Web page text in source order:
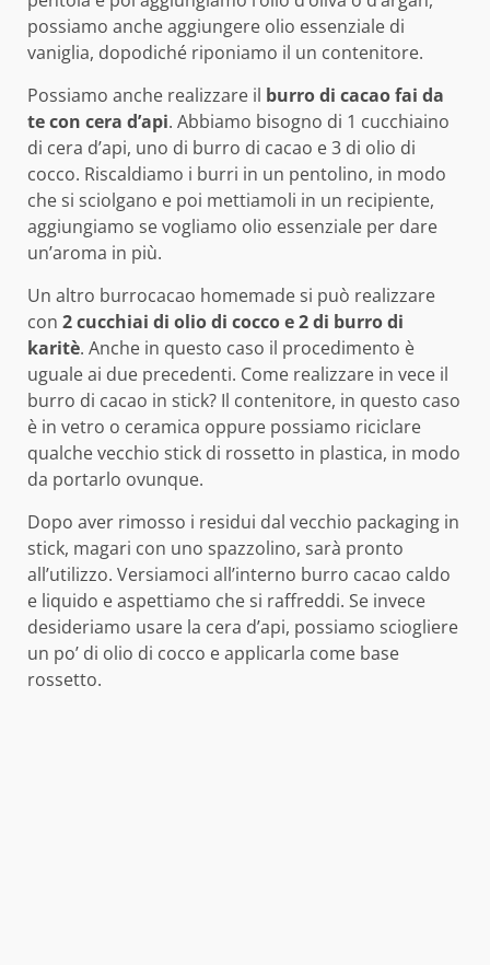
possiamo anche aggiungere olio essenziale di
vaniglia, dopodiché riponiamo il un contenitore.
Possiamo anche realizzare il burro di cacao fai da
te con cera d’api. Abbiamo bisogno di 1 cucchiaino
di cera d’api, uno di burro di cacao e 3 di olio di
cocco. Riscaldiamo i burri in un pentolino, in modo
che si sciolgano e poi mettiamoli in un recipiente,
aggiungiamo se vogliamo olio essenziale per dare
un’aroma in più.
Un altro burrocacao homemade si può realizzare
con 2 cucchiai di olio di cocco e 2 di burro di
karitè. Anche in questo caso il procedimento è
uguale ai due precedenti. Come realizzare in vece il
burro di cacao in stick? Il contenitore, in questo caso
è in vetro o ceramica oppure possiamo riciclare
qualche vecchio stick di rossetto in plastica, in modo
da portarlo ovunque.
Dopo aver rimosso i residui dal vecchio packaging in
stick, magari con uno spazzolino, sarà pronto
all’utilizzo. Versiamoci all’interno burro cacao caldo
e liquido e aspettiamo che si raffreddi. Se invece
desideriamo usare la cera d’api, possiamo sciogliere
un po’ di olio di cocco e applicarla come base
rossetto.